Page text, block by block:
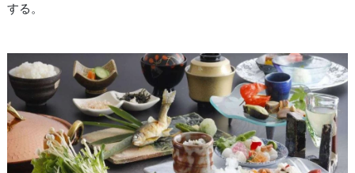
する。